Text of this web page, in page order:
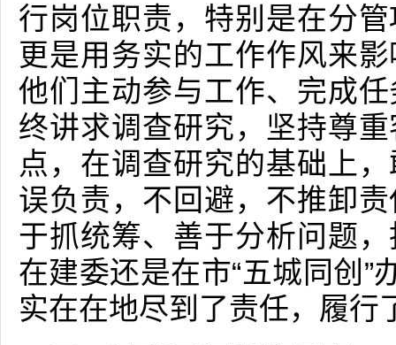
行岗位职责，特别是在分
更是用务实的工作作风来
他们主动参与工作、完成
终讲求调查研究，坚持尊
点，在调查研究的基础上
误负责，不回避，不推卸
于抓统筹、善于分析问题
在建委还是在市“五城同创”
实在在地尽到了责任，履行